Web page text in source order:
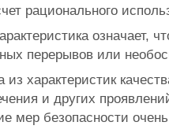
рационального
означает,
перерывов или
из характеристик
и других
мер безопасности